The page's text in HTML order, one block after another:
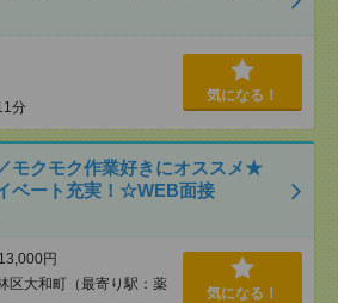
分
気になる！
モクモク作業好きにオススメ★
ベート充実！☆WEB面接
円
区大和町（最寄り駅：薬
気になる！